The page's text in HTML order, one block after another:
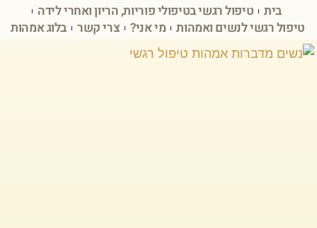
בית
טיפול רגשי בטיפולי פוריות, הריון ואחרי לידה
טיפול רגשי לנשים ואמהות
מי אני? צרי קשר בלוג אמהות